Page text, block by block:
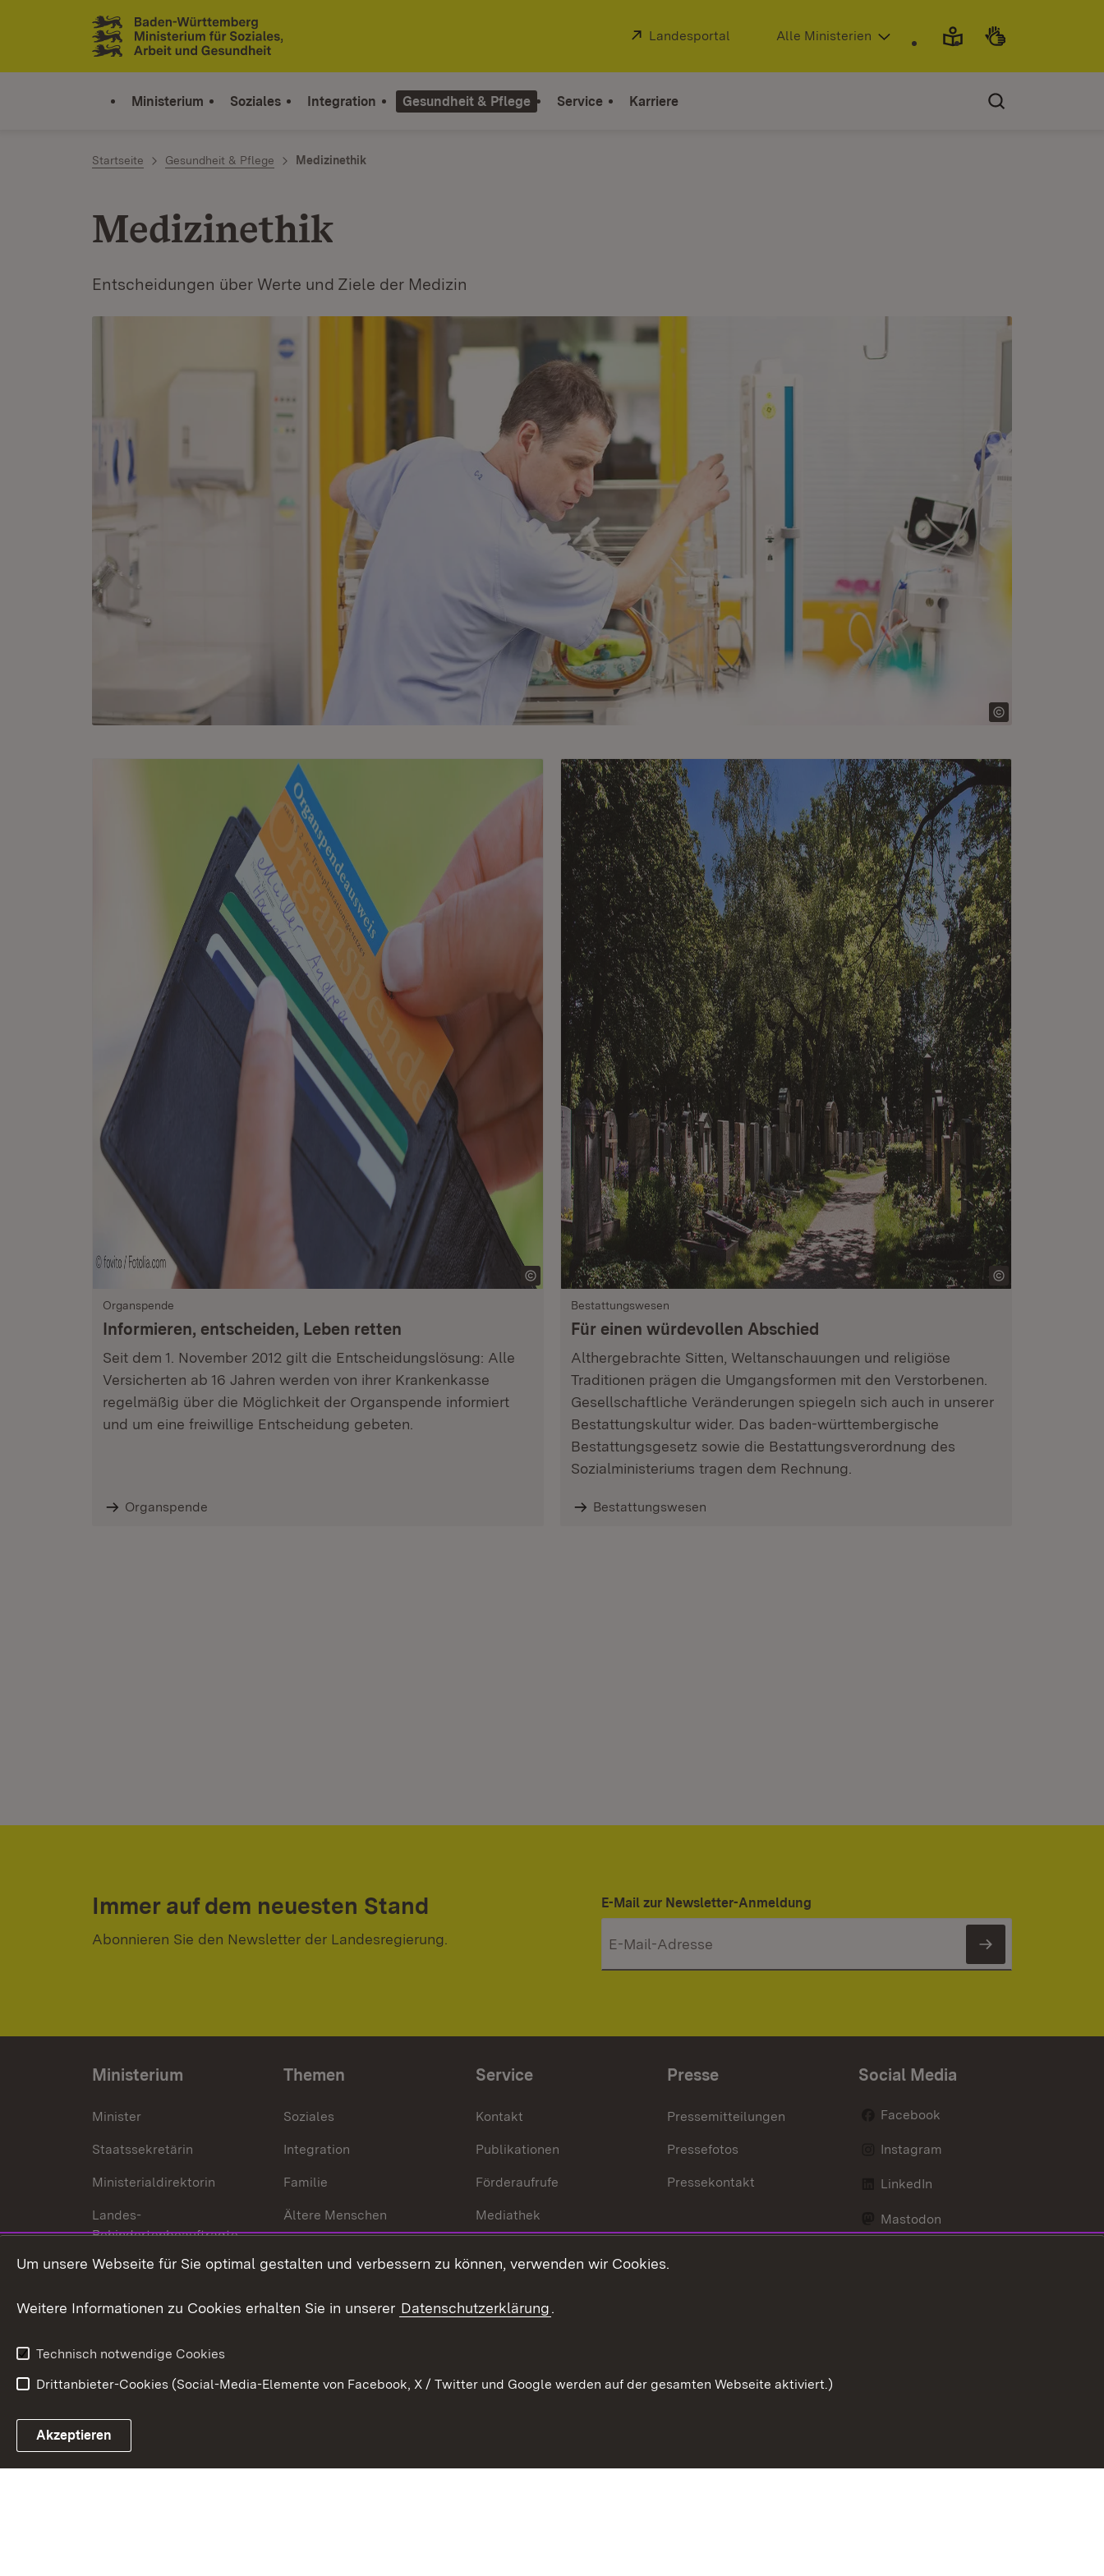
Zum Inhalt springen
Link zur Startseite
Extern:
Landesportal (Öffnet in neuem Fenster)
Alle Ministerien
Ministerium Soziales Integration Gesundheit & Pflege Service Karriere
Startseite Gesundheit & Pflege Medizinethik
Medizinethik
Entscheidungen über Werte und Ziele der Medizin
Organspende
Informieren, entscheiden, Leben retten
Seit dem 1. November 2012 gilt die Entscheidungslösung: Alle
Versicherten ab 16 Jahren werden von ihrer Krankenkasse
regelmäßig über die Möglichkeit der Organspende informiert
und um eine freiwillige Entscheidung gebeten.
Organspende
Bestattungswesen
Für einen würdevollen Abschied
Althergebrachte Sitten, Weltanschauungen und religiöse
Traditionen prägen die Umgangsformen mit den Verstorbenen.
Gesellschaftliche Veränderungen spiegeln sich auch in unserer
Bestattungskultur wider. Das baden-württembergische
Bestattungsgesetz sowie die Bestattungsverordnung des
Sozialministeriums tragen dem Rechnung.
Bestattungswesen
Immer auf dem neuesten Stand
Abonnieren Sie den Newsletter der Landesregierung.
E-Mail zur Newsletter-Anmeldung
Newsletter
Ministerium
Minister
Staatssekretärin
Ministerialdirektorin
Landes-
Behindertenbeauftragte
Bürgerreferent
Karriere
Themen
Soziales
Integration
Familie
Ältere Menschen
Behinderungen
Bürgerengagement
Service
Kontakt
Publikationen
Förderaufrufe
Mediathek
Presse
Pressemitteilungen
Pressefotos
Pressekontakt
Social Media
Facebook
Instagram
LinkedIn
Mastodon
Link zum Landesportal
Um unsere Webseite für Sie optimal gestalten und verbessern zu können, verwenden wir Cookies.
Weitere Informationen zu Cookies erhalten Sie in unserer Datenschutzerklärung.
Technisch notwendige Cookies
Drittanbieter-Cookies (Social-Media-Elemente von Facebook, X / Twitter und Google werden auf der gesamten Webseite aktiviert.)
Akzeptieren